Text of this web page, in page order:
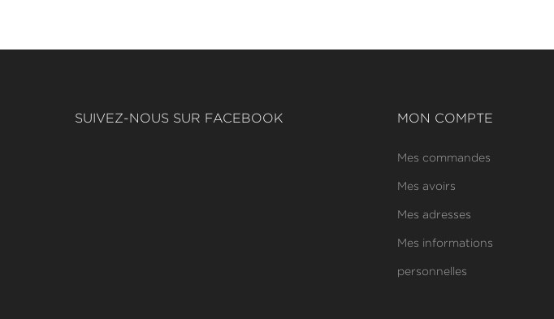
SUIVEZ-NOUS SUR FACEBOOK MON COMPTE
Mes commandes
Mes avoirs
Mes adresses
Mes informations
personnelles